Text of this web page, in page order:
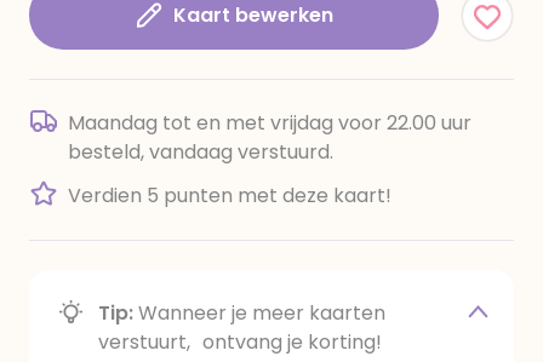
Kaart bewerken
Maandag tot en met vrijdag voor 22.00 uur
besteld, vandaag verstuurd.
Verdien 5 punten met deze kaart!
Tip:Wanneer je meer kaarten
verstuurt, ontvang je korting!